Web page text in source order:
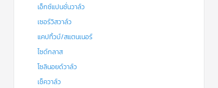
เอ็กซ์แปนชั่นวาล์ว
เซอร์วิสวาล์ว
แคปทิ้วบ์/สแตนเนอร์
ไซด์กลาส
โซลินอยด์วาล์ว
เช็ควาล์ว